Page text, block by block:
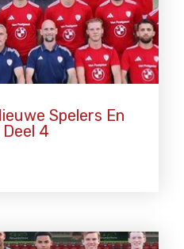
Spelers En
4